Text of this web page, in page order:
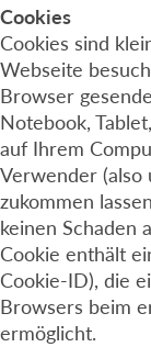
Cookies
Cookies sind
Webseite
Browser
Notebook,
auf Ihrem
Verwender
zukommen
keinen Schaden
Cookie enthält
Cookie-ID), die
Browsers beim
ermöglicht.